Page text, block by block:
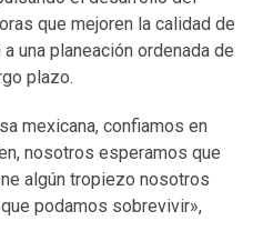
que mejoren la calidad de
una planeación ordenada de
plazo.
mexicana, confiamos en
nosotros esperamos que
algún tropiezo nosotros
podamos sobrevivir»,